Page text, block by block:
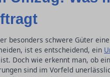
besonders schwere Güter
ist es entscheidend, ein
Doch wie erkennt man, ob
sind im Vorfeld